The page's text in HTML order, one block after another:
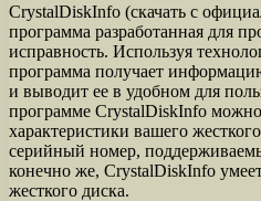
CrystalDiskInfo (скачать с
программа разработанная для
исправность. Используя
программа получает
и выводит ее в удобном для
программе CrystalDiskInfo
характеристики вашего
серийный номер,
конечно же, CrystalDiskInfo
жесткого диска.